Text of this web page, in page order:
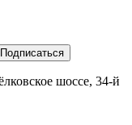
шоссе, 34-й